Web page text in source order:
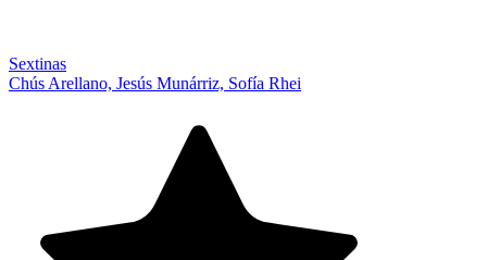
Sextinas
Chús Arellano, Jesús Munárriz, Sofía Rhei